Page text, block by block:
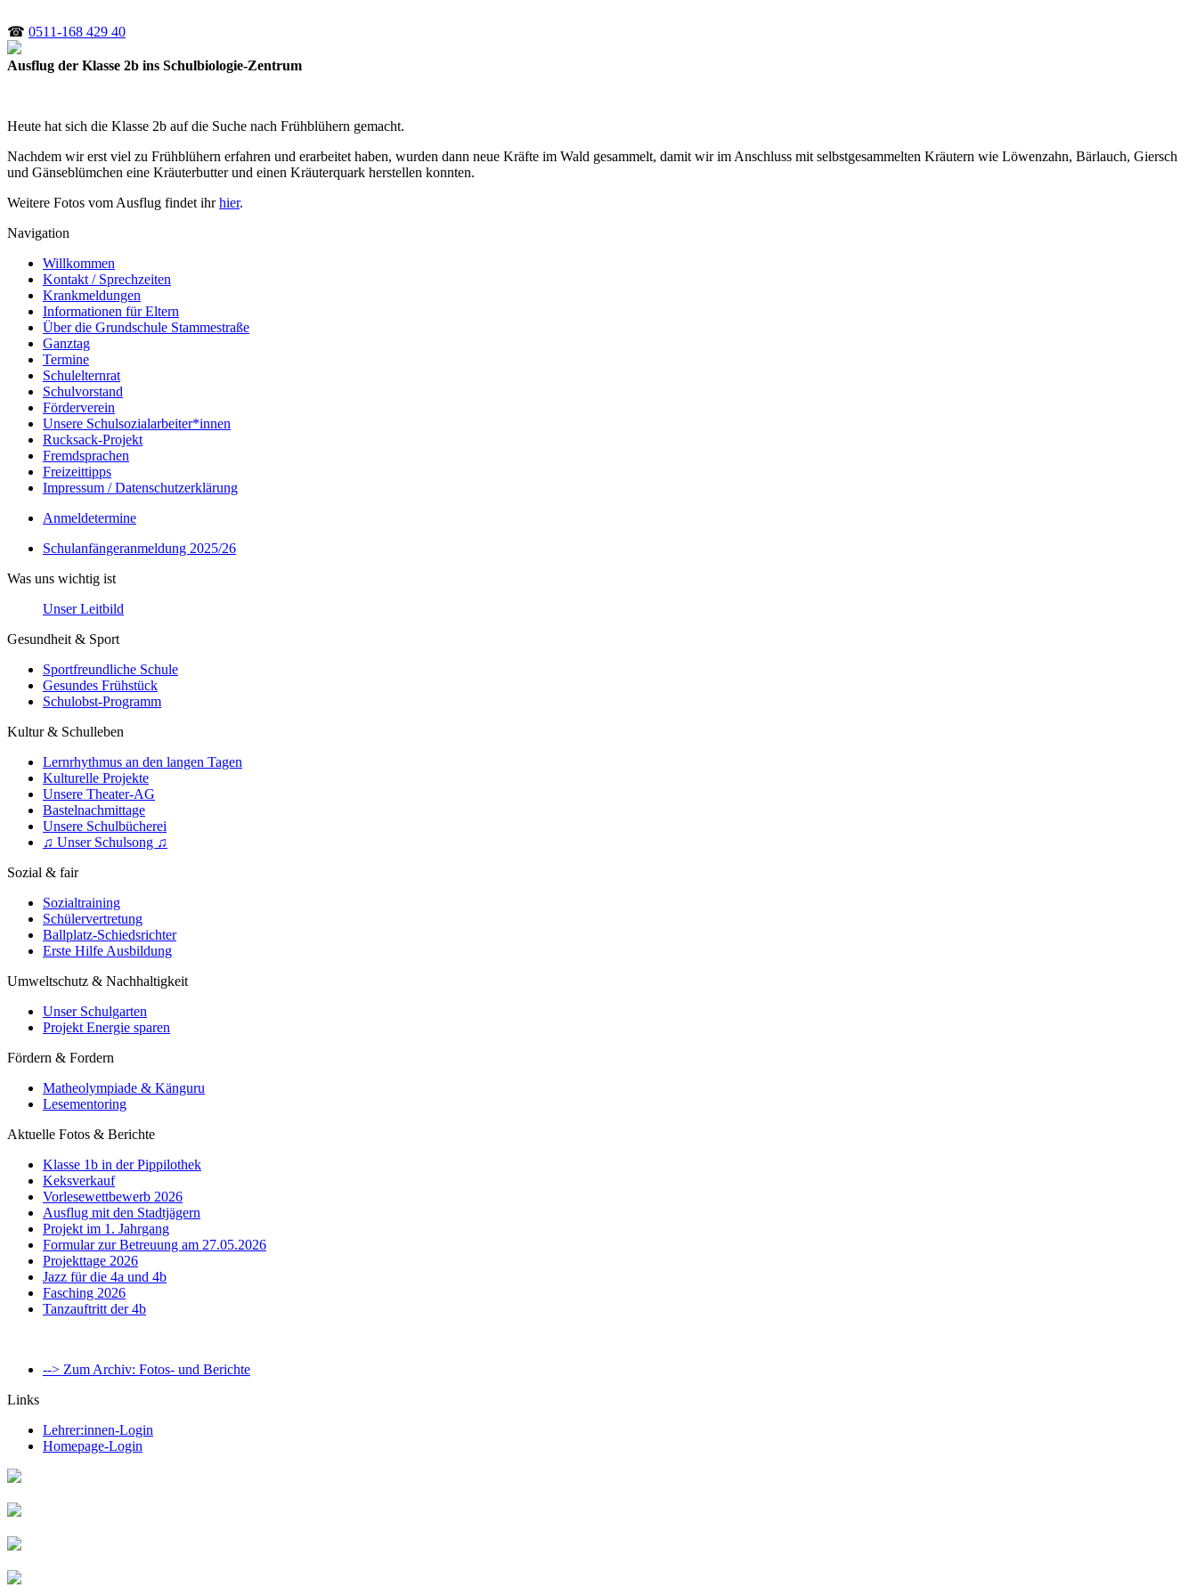
☎ 0511-168 429 40
Ausflug der Klasse 2b ins Schulbiologie-Zentrum
Heute hat sich die Klasse 2b auf die Suche nach Frühblühern gemacht.
Nachdem wir erst viel zu Frühblühern erfahren und erarbeitet haben, wurden dann neue Kräfte im Wald gesammelt, damit wir im Anschluss mit selbstgesammelten Kräutern wie Löwenzahn, Bärlauch, Giersch
und Gänseblümchen eine Kräuterbutter und einen Kräuterquark herstellen konnten.
Weitere Fotos vom Ausflug findet ihrhier.
Navigation
Willkommen
Kontakt / Sprechzeiten
Krankmeldungen
Informationen für Eltern
Über die Grundschule Stammestraße
Ganztag
Termine
Schulelternrat
Schulvorstand
Förderverein
Unsere Schulsozialarbeiter*innen
Rucksack-Projekt
Fremdsprachen
Freizeittipps
Impressum / Datenschutzerklärung
Anmeldetermine
Schulanfängeranmeldung 2025/26
Was uns wichtig ist
Unser Leitbild
Gesundheit & Sport
Sportfreundliche Schule
Gesundes Frühstück
Schulobst-Programm
Kultur & Schulleben
Lernrhythmus an den langen Tagen
Kulturelle Projekte
Unsere Theater-AG
Bastelnachmittage
Unsere Schulbücherei
♫ Unser Schulsong ♫
Sozial & fair
Sozialtraining
Schülervertretung
Ballplatz-Schiedsrichter
Erste Hilfe Ausbildung
Umweltschutz & Nachhaltigkeit
Unser Schulgarten
Projekt Energie sparen
Fördern & Fordern
Matheolympiade & Känguru
Lesementoring
Aktuelle Fotos & Berichte
Klasse 1b in der Pippilothek
Keksverkauf
Vorlesewettbewerb 2026
Ausflug mit den Stadtjägern
Projekt im 1. Jahrgang
Formular zur Betreuung am 27.05.2026
Projekttage 2026
Jazz für die 4a und 4b
Fasching 2026
Tanzauftritt der 4b
--> Zum Archiv: Fotos- und Berichte
Links
Lehrer:innen-Login
Homepage-Login